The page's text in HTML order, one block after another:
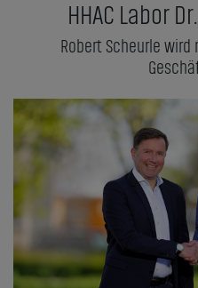
HHAC Labor
Robert Scheurle